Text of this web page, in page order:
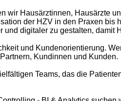
wir Hausärztinnen, Hausärzte
der HZV in den Praxen
und digitaler zu gestalten,
und Kundenorientierung.
Kundinnen und Kunden.
Teams, das die